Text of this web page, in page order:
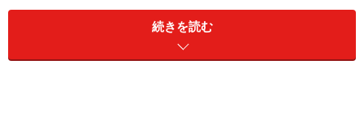
2位：日立 ／ 81票
続きを読む